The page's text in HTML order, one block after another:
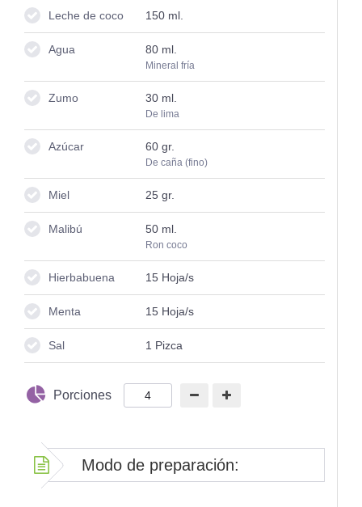
Leche de coco 150ml.
Agua 80ml.
Mineral fría
Zumo 30ml.
De lima
Azúcar 60gr.
De caña (fino)
Miel 25gr.
Malibú 50ml.
Ron coco
Hierbabuena 15Hoja/s
Menta 15Hoja/s
Sal 1 Pizca
Porciones
Modo de preparación: